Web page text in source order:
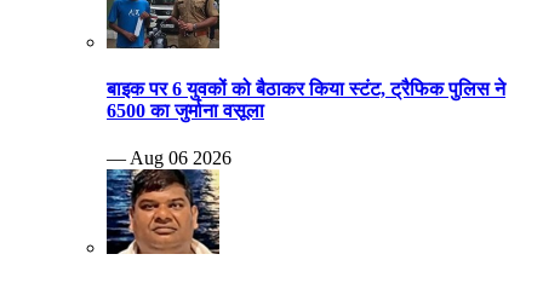
बाइक पर 6 युवकों को बैठाकर किया स्टंट, ट्रैफिक पुलिस ने
6500 का जुर्माना वसूला
— Aug 06 2026